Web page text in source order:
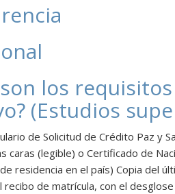
son los
(Estudios
de Solicitud de Crédito Paz y
caras (legible) o Certificado de
residencia en el país) Copia del
recibo de matrícula, con el